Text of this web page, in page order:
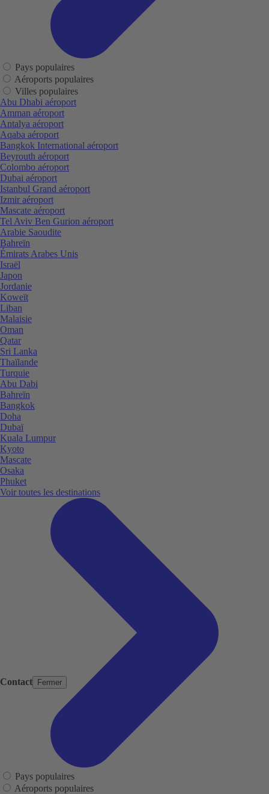
Contact Fermer
Pays populaires
Aéroports populaires
Villes populaires
Abu Dhabi aéroport
Amman aéroport
Antalya aéroport
Aqaba aéroport
Bangkok International aéroport
Beyrouth aéroport
Colombo aéroport
Dubai aéroport
Istanbul Grand aéroport
Izmir aéroport
Mascate aéroport
Tel Aviv Ben Gurion aéroport
Arabie Saoudite
Bahreïn
Émirats Arabes Unis
Israël
Japon
Jordanie
Koweït
Liban
Malaisie
Oman
Qatar
Sri Lanka
Thaïlande
Turquie
Abu Dabi
Bahreïn
Bangkok
Doha
Dubaï
Kuala Lumpur
Kyoto
Mascate
Osaka
Phuket
Voir toutes les destinations
Pays populaires
Aéroports populaires